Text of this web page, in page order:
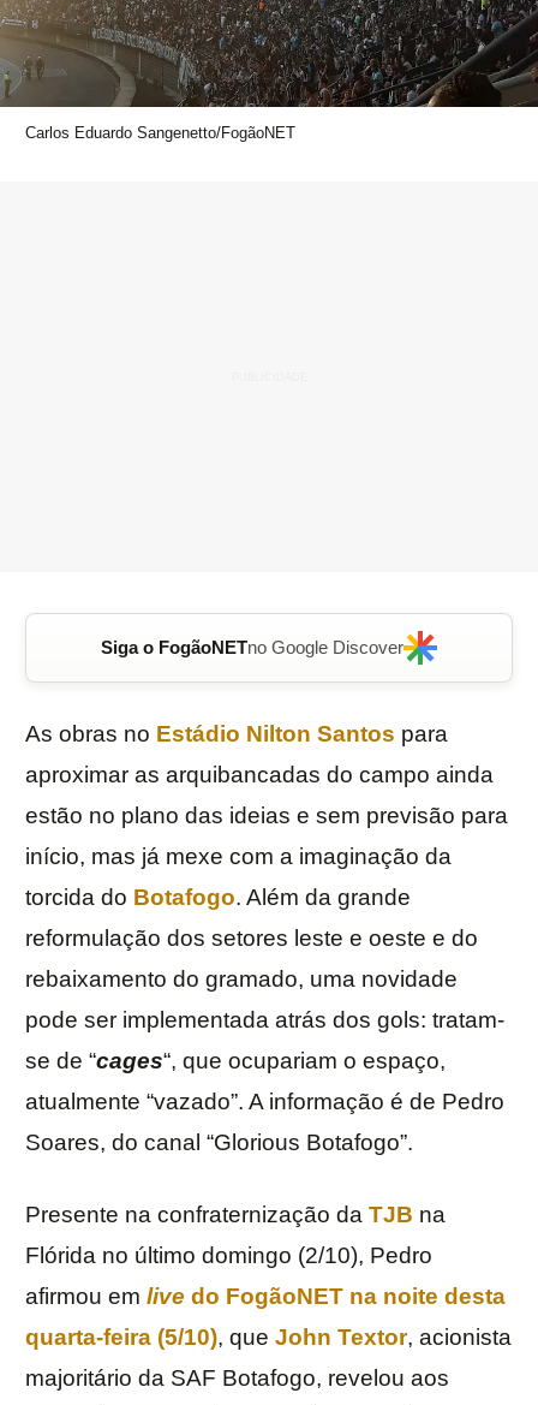
Carlos Eduardo Sangenetto/FogãoNET
Siga o FogãoNETno Google Discover
As obras no Estádio Nilton Santos para
aproximar as arquibancadas do campo ainda
estão no plano das ideias e sem previsão para
início, mas já mexe com a imaginação da
torcida do Botafogo. Além da grande
reformulação dos setores leste e oeste e do
rebaixamento do gramado, uma novidade
pode ser implementada atrás dos gols: tratam-
se de “cages“, que ocupariam o espaço,
atualmente “vazado”. A informação é de Pedro
Soares, do canal “Glorious Botafogo”.
Presente na confraternização da TJB na
Flórida no último domingo (2/10), Pedro
afirmou em live do FogãoNET na noite desta
quarta-feira (5/10), que John Textor, acionista
majoritário da SAF Botafogo, revelou aos